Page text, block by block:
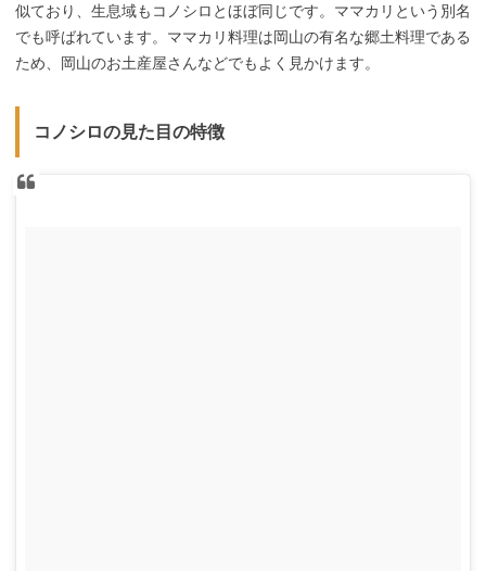
似ており、生息域もコノシロとほぼ同じです。ママカリという別名
でも呼ばれています。ママカリ料理は岡山の有名な郷土料理である
ため、岡山のお土産屋さんなどでもよく見かけます。
コノシロの見た目の特徴